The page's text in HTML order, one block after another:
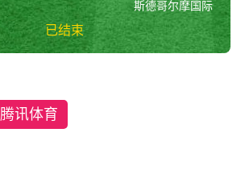
已结束
斯德哥尔摩国际
腾讯体育